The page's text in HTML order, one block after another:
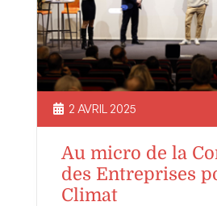
Au micro de la
des Entreprises
Climat
2 AVRIL 2025